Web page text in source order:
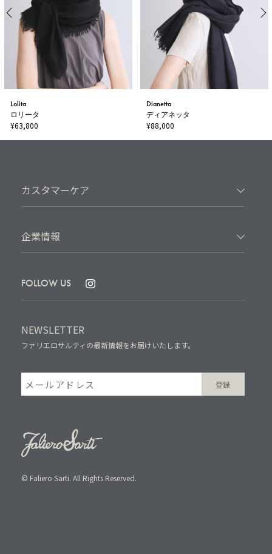
Lolita
ロリータ
¥63,800
Dianetta
ディアネッタ
¥88,000
カスタマーケア
企業情報
FOLLOW US
NEWSLETTER
ファリエロサルティの最新情報をお届けいたします。
© Faliero Sarti. All Rights Reserved.